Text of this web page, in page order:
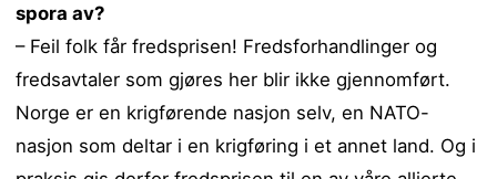
spora av?
– Feil folk får fredsprisen! Fredsforhandlinger og
fredsavtaler som gjøres her blir ikke gjennomført.
Norge er en krigførende nasjon selv, en NATO-
nasjon som deltar i en krigføring i et annet land. Og i